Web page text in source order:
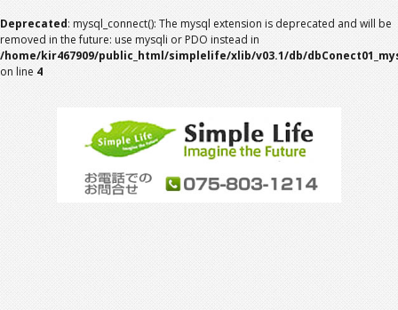
Deprecated: mysql_connect(): The mysql extension is deprecated and will be
removed in the future: use mysqli or PDO instead in
/home/kir467909/public_html/simplelife/xlib/v03.1/db/
on line 4